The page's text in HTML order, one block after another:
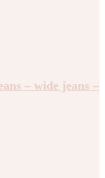
– wide jeans –